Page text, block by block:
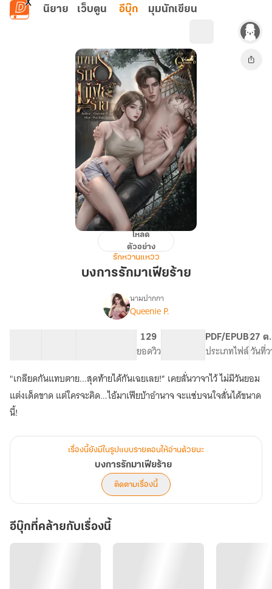
ข้ามไปยังเนื้อหาหลัก
นิยาย เว็บตูน อีบุ๊ก มุมนักเขียน
บงการ
มาเฟีย
โหลด
ตัวอย่าง
รักหวานแหวว
บงการรักมาเฟียร้าย
เรื่อง
รัก
มาเฟีย
ร้าย
นามปากกา
Queenie P.
129
ยอดวิว
PDF/EPUB
ประเภทไฟล์
27 ต
วันที่
"เกลียดกันแทบตาย...สุดท้ายได้กันเฉยเลย!” เคยลั่นวาจาไว้ ไม่มีวันยอม
แต่งเด็ดขาด แต่ใครจะคิด...ไอ้มาเฟียบ้าอำนาจ จะแซ่บจนใจสั่นได้ขนาด
นี้!
เรื่องนี้ยังมีในรูปแบบรายตอนให้อ่านด้วยนะ
บงการรักมาเฟียร้าย
ติดตามเรื่องนี้
อีบุ๊กที่คล้ายกับเรื่องนี้